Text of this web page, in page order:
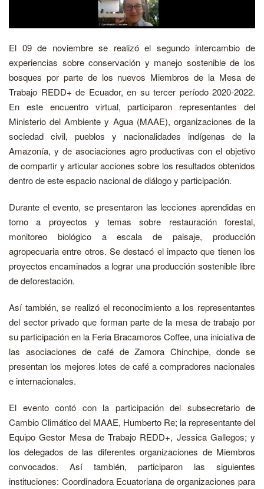
El 09 de noviembre se realizó el segundo intercambio de
experiencias sobre conservación y manejo sostenible de los
bosques por parte de los nuevos Miembros de la Mesa de
Trabajo REDD+ de Ecuador, en su tercer período 2020-2022.
En este encuentro virtual, participaron representantes del
Ministerio del Ambiente y Agua (MAAE), organizaciones de la
sociedad civil, pueblos y nacionalidades indígenas de la
Amazonía, y de asociaciones agro productivas con el objetivo
de compartir y articular acciones sobre los resultados obtenidos
dentro de este espacio nacional de diálogo y participación.
Durante el evento, se presentaron las lecciones aprendidas en
torno a proyectos y temas sobre restauración forestal,
monitoreo biológico a escala de paisaje, producción
agropecuaria entre otros. Se destacó el impacto que tienen los
proyectos encaminados a lograr una producción sostenible libre
de deforestación.
Así también, se realizó el reconocimiento a los representantes
del sector privado que forman parte de la mesa de trabajo por
su participación en la Feria Bracamoros Coffee, una iniciativa de
las asociaciones de café de Zamora Chinchipe, donde se
presentan los mejores lotes de café a compradores nacionales
e internacionales.
El evento contó con la participación del subsecretario de
Cambio Climático del MAAE, Humberto Re; la representante del
Equipo Gestor Mesa de Trabajo REDD+, Jessica Gallegos; y
los delegados de las diferentes organizaciones de Miembros
convocados. Así también, participaron las siguientes
instituciones: Coordinadora Ecuatoriana de organizaciones para